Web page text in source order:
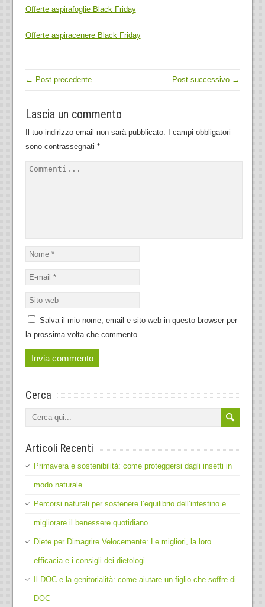
Offerte aspirafoglie Black Friday
Offerte aspiracenere Black Friday
← Post precedente Post successivo →
Lascia un commento
Il tuo indirizzo email non sarà pubblicato. I campi obbligatori
sono contrassegnati *
Salva il mio nome, email e sito web in questo browser per
la prossima volta che commento.
Cerca
Articoli Recenti
Primavera e sostenibilità: come proteggersi dagli insetti in
modo naturale
Percorsi naturali per sostenere l’equilibrio dell’intestino e
migliorare il benessere quotidiano
Diete per Dimagrire Velocemente: Le migliori, la loro
efficacia e i consigli dei dietologi
Il DOC e la genitorialità: come aiutare un figlio che soffre di
DOC